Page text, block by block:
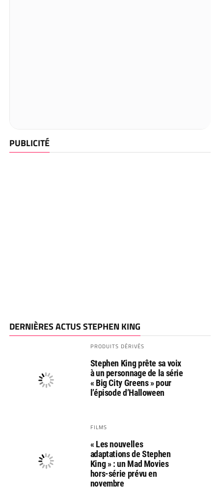
PUBLICITÉ
DERNIÈRES ACTUS STEPHEN KING
PRODUITS DÉRIVÉS
Stephen King prête sa voix
à un personnage de la série
« Big City Greens » pour
l’épisode d’Halloween
FILMS
« Les nouvelles
adaptations de Stephen
King » : un Mad Movies
hors-série prévu en
novembre